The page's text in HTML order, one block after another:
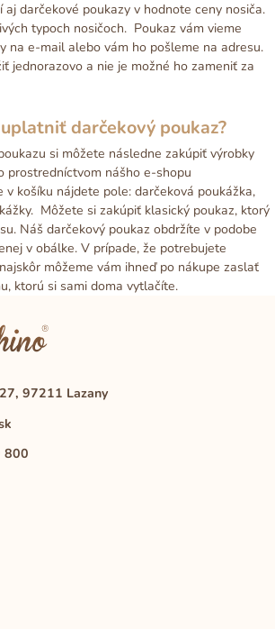
aj darčekové poukazy v hodnote ceny nosiča.
typoch nosičoch. Poukaz vám vieme
na e-mail alebo vám ho pošleme na adresu.
jednorazovo a nie je možné ho zameniť za
darčekový poukaz?
si môžete následne zakúpiť výrobky
prostredníctvom nášho e-shopu
v košíku nájdete pole: darčeková poukážka,
Môžete si zakúpiť klasický poukaz, ktorý
Náš darčekový poukaz obdržíte v podobe
v obálke. V prípade, že potrebujete
môžeme vám ihneď po nákupe zaslať
ktorú si sami doma vytlačíte.
97211 Lazany
800